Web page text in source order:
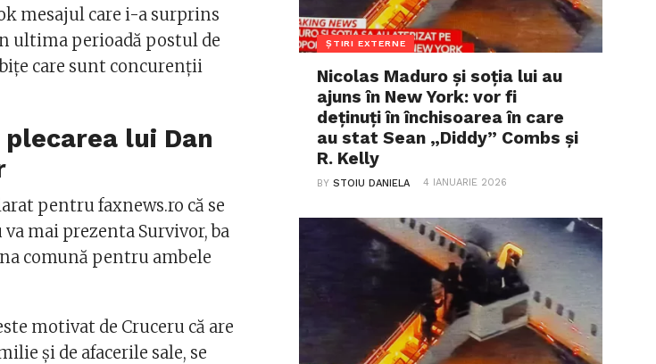
mesajul care i-a surprins
ultima perioadă postul de
care sunt concurenții
lui Dan
pentru faxnews.ro că se
mai prezenta Survivor, ba
comună pentru ambele
motivat de Cruceru că are
și de afacerile sale, se
ȘTIRI EXTERNE
Nicolas Maduro și soția lui au
ajuns în New York: vor fi
deținuți în închisoarea în care
au stat Sean „Diddy” Combs și
R. Kelly
BYSTOIU DANIELA 4 IANUARIE 2026